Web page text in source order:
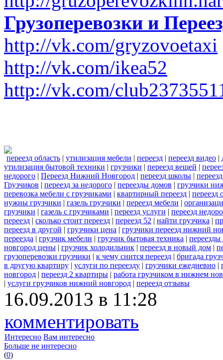
Грузоперевозки и
http://vk.com/gryzovoetaxi
http://vk.com/ikea52
http://vk.com/
переезд область | утилизация мебели | переезд | переезд видео |
утилизация бытовой техники | грузчики | переезд вещей |
недорого | Переезд Нижний Новгород | переезд школы |
Грузчиков | переезд за недорого | переезды домов | грузчики
перевозка мебели с грузчиками | квартирный переезд | переезд
нужны грузчики | газель грузчики | переезд мебели |
грузчики | газель с грузчиками | переезд услуги | переезд
переезд | сколько стоит переезд | переезд 52 | найти грузчика |
переезд в другой | грузчики цена | грузчики переезд нижний
переезда | грузчик мебели | грузчик бытовая техника | переезды
новгород цены | грузчик холодильник | переезд в новый дом |
грузоперевозки грузчики | к чему снится переезд | бригада
в другую квартиру | услуги по переезду | грузчики ежедневно |
новгород | переезд 2 квартиры | работа грузчиком в нижнем
| услуги грузчиков нижний новгород | переезд отзывы
16.09.2013 в 11:28
комментировать
Интересно Вам интересно
Больше не интересно
(0)